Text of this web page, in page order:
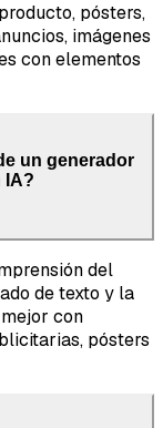
pósters,
imágenes
con elementos
un generador
IA?
del
de texto y la
con
pósters